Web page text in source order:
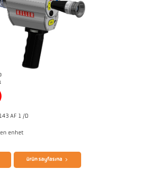
AF 1 /D
enhet
ürün sayfasına